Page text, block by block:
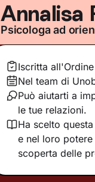
Annalisa
Psicologa ad
Iscritta
Nel team di
Può aiutarti a
le tue relazioni.
Ha scelto
e nel loro
scoperta delle